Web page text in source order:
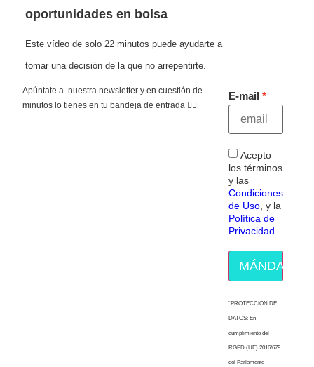
oportunidades en bolsa
Este vídeo de solo 22 minutos puede ayudarte a
tomar una decisión de la que no arrepentirte.
Apúntate a nuestra newsletter y en cuestión de
minutos lo tienes en tu bandeja de entrada 👇🏻
E-mail
Acepto
los términos
y las
Condiciones
de Uso, y la
Política de
Privacidad
MÁNDAME
“PROTECCION DE
DATOS: En
cumplimiento del
RGPD (UE) 2016/679
del Parlamento